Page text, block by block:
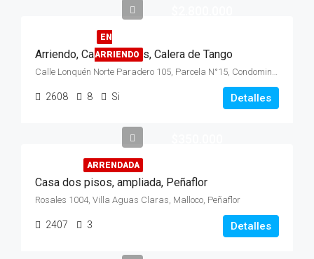
EN
ARRIENDO
Arriendo, Casa, 2 Pisos, Calera de Tango
Calle Lonquén Norte Paradero 105, Parcela N°15, Condominio Santa Filomena, Sector Lonquén
2608 8 Si Detalles
ARRENDADA
Casa dos pisos, ampliada, Peñaflor
Rosales 1004, Villa Aguas Claras, Malloco, Peñaflor
2407 3 Detalles